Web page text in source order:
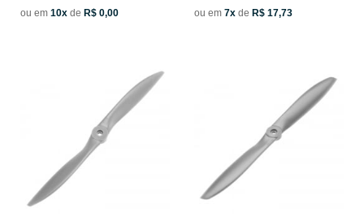
ou em 10x de R$ 0,00 ou em 7x de R$ 17,73